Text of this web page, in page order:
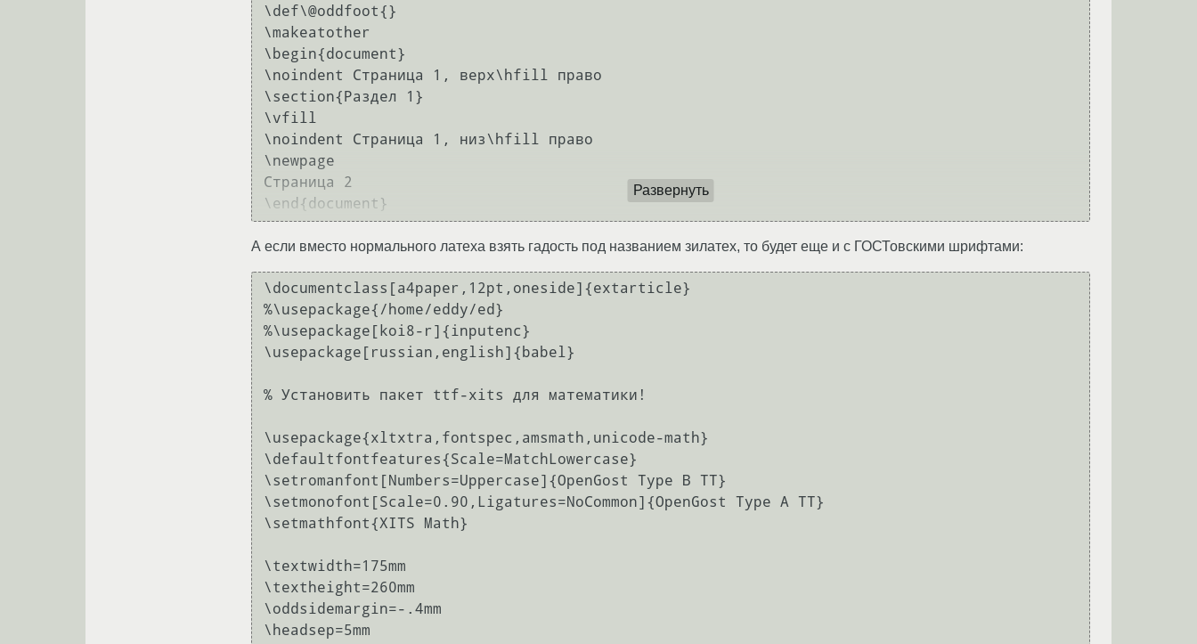
\def\@oddfoot{}
\makeatother
\begin{document}
\noindent Страница 1, верх\hfill право
\section{Раздел 1}
\vfill
\noindent Страница 1, низ\hfill право
\newpage
Страница 2
Развернуть
А если вместо нормального латеха взять гадость под названием зилатех, то будет еще и с ГОСТовскими шрифтами:
\documentclass[a4paper,12pt,oneside]{extarticle}
%\usepackage{/home/eddy/ed}
%\usepackage[koi8-r]{inputenc}
\usepackage[russian,english]{babel}
% Установить пакет ttf-xits для математики!
\usepackage{xltxtra,fontspec,amsmath,unicode-math}
\defaultfontfeatures{Scale=MatchLowercase}
\setromanfont[Numbers=Uppercase]{OpenGost Type B TT}
\setmonofont[Scale=0.90,Ligatures=NoCommon]{OpenGost Type A TT}
\setmathfont{XITS Math}
\textwidth=175mm
\textheight=260mm
\oddsidemargin=-.4mm
\headsep=5mm